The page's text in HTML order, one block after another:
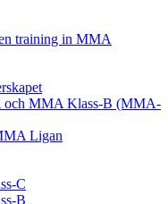
training in MMA
och MMA Klass-B (MMA-
Ligan
C
B